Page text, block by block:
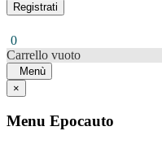
Registrati
0
Carrello vuoto
Menù
×
Menu Epocauto